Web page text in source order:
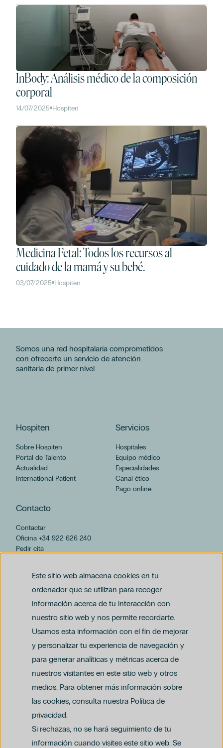
Este sitio web almacena cookies en tu
ordenador que se utilizan para recoger
información acerca de tu interacción con
nuestro sitio web y nos permite recordarte.
Usamos esta información con el fin de mejorar
y personalizar tu experiencia de navegación y
para generar analíticas y métricas acerca de
nuestros visitantes en este sitio web y otros
medios. Para obtener más información sobre
las cookies, consulta nuestra Política de
privacidad.
Si rechazas, no se hará seguimiento de tu
información cuando visites este sitio web. Se
InBody: Análisis médico de la composición
corporal
14/07/2025 Hospiten
Medicina Fetal: Todos los recursos al
cuidado de la mamá y su bebé.
03/07/2025 Hospiten
Somos una red hospitalaria comprometidos
con ofrecerte un servicio de atención
sanitaria de primer nivel.
Hospiten
Sobre Hospiten
Portal de Talento
Actualidad
International Patient
Servicios
Hospitales
Equipo médico
Especialidades
Canal ético
Pago online
Contacto
Contactar
Oficina +34 922 626 240
Pedir cita
Política de privacidad y protección de datos
Política del canal ético (PDF)
Política de compliance penal (PDF)